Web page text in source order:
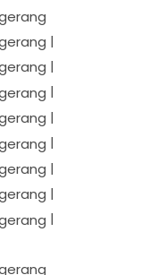
|
|
|
|
|
|
|
|